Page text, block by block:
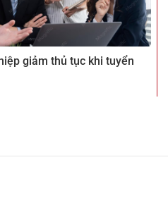
giảm thủ tục khi tuyển